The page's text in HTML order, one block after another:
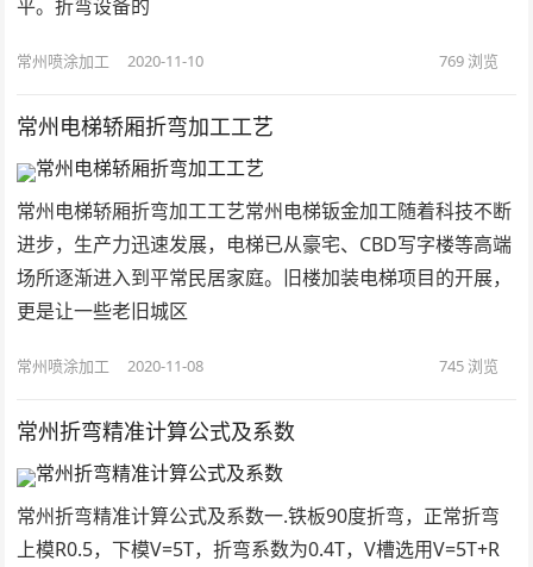
平。折弯设备的
常州喷涂加工 2020-11-10 769浏览
常州电梯轿厢折弯加工工艺
常州电梯轿厢折弯加工工艺常州电梯钣金加工随着科技不断
进步，生产力迅速发展，电梯已从豪宅、CBD写字楼等高端
场所逐渐进入到平常民居家庭。旧楼加装电梯项目的开展，
更是让一些老旧城区
常州喷涂加工 2020-11-08 745浏览
常州折弯精准计算公式及系数
常州折弯精准计算公式及系数一.铁板90度折弯，正常折弯
上模R0.5，下模V=5T，折弯系数为0.4T，V槽选用V=5T+R